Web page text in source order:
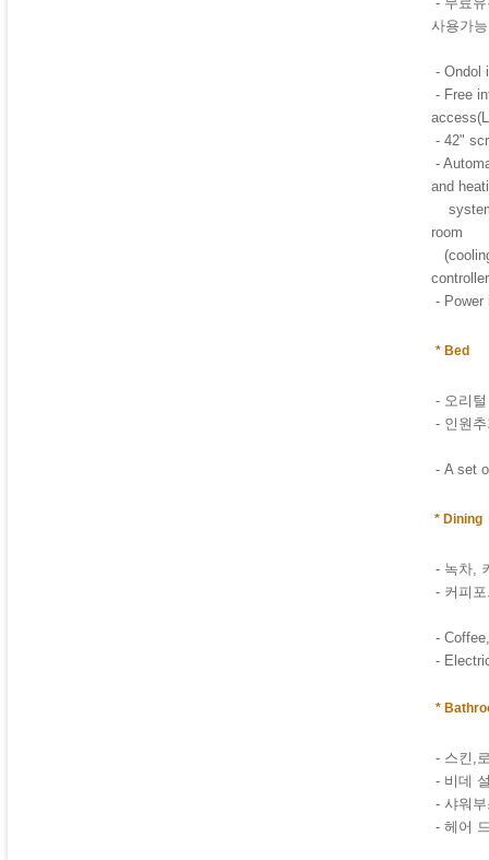
사용가능
- Ondol
- Free
- 42"
-
and
room
-
* Bed
- 오리
- 인원
- A set
* Dining
- 녹차,
- 커피
-
-
*
- 스킨,
- 비데
- 샤워
- 헤어